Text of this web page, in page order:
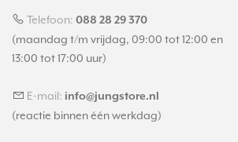
Telefoon: 088 28 29 370
(maandag t/m vrijdag, 09:00 tot 12:00 en
13:00 tot 17:00 uur)
E-mail: info@jungstore.nl
(reactie binnen één werkdag)